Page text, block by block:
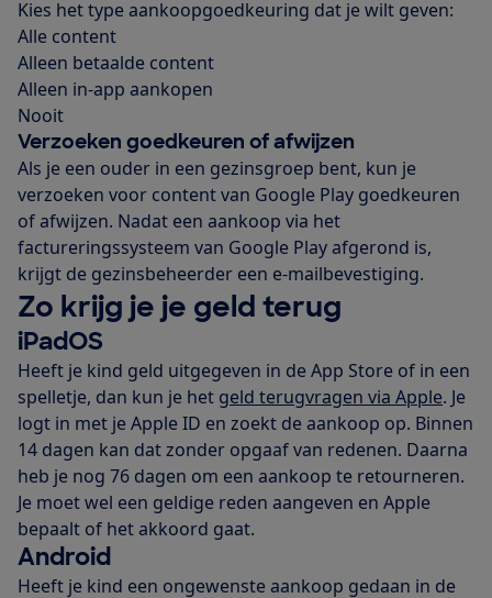
Kies het type aankoopgoedkeuring dat je wilt geven:
Alle content
Alleen betaalde content
Alleen in-app aankopen
Nooit
Verzoeken goedkeuren of afwijzen
Als je een ouder in een gezinsgroep bent, kun je
verzoeken voor content van Google Play goedkeuren
of afwijzen. Nadat een aankoop via het
factureringssysteem van Google Play afgerond is,
krijgt de gezinsbeheerder een e-mailbevestiging.
Zo krijg je je geld terug
iPadOS
Heeft je kind geld uitgegeven in de App Store of in een
spelletje, dan kun je het geld terugvragen via Apple. Je
logt in met je Apple ID en zoekt de aankoop op. Binnen
14 dagen kan dat zonder opgaaf van redenen. Daarna
heb je nog 76 dagen om een aankoop te retourneren.
Je moet wel een geldige reden aangeven en Apple
bepaalt of het akkoord gaat.
Android
Heeft je kind een ongewenste aankoop gedaan in de